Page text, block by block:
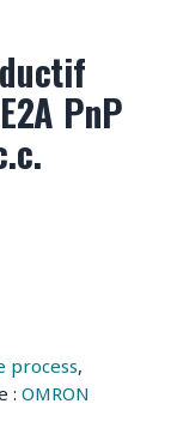
PnP
process,
: OMRON